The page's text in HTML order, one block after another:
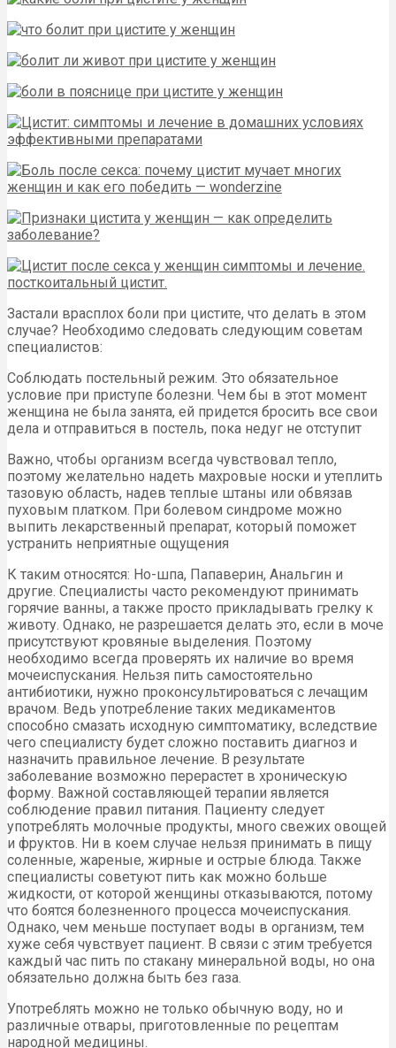
Застали врасплох боли при цистите, что делать в этом
случае? Необходимо следовать следующим советам
специалистов:
Соблюдать постельный режим. Это обязательное
условие при приступе болезни. Чем бы в этот момент
женщина не была занята, ей придется бросить все свои
дела и отправиться в постель, пока недуг не отступит
Важно, чтобы организм всегда чувствовал тепло,
поэтому желательно надеть махровые носки и утеплить
тазовую область, надев теплые штаны или обвязав
пуховым платком. При болевом синдроме можно
выпить лекарственный препарат, который поможет
устранить неприятные ощущения
К таким относятся: Но-шпа, Папаверин, Анальгин и
другие. Специалисты часто рекомендуют принимать
горячие ванны, а также просто прикладывать грелку к
животу. Однако, не разрешается делать это, если в моче
присутствуют кровяные выделения. Поэтому
необходимо всегда проверять их наличие во время
мочеиспускания. Нельзя пить самостоятельно
антибиотики, нужно проконсультироваться с лечащим
врачом. Ведь употребление таких медикаментов
способно смазать исходную симптоматику, вследствие
чего специалисту будет сложно поставить диагноз и
назначить правильное лечение. В результате
заболевание возможно перерастет в хроническую
форму. Важной составляющей терапии является
соблюдение правил питания. Пациенту следует
употреблять молочные продукты, много свежих овощей
и фруктов. Ни в коем случае нельзя принимать в пищу
соленные, жареные, жирные и острые блюда. Также
специалисты советуют пить как можно больше
жидкости, от которой женщины отказываются, потому
что боятся болезненного процесса мочеиспускания.
Однако, чем меньше поступает воды в организм, тем
хуже себя чувствует пациент. В связи с этим требуется
каждый час пить по стакану минеральной воды, но она
обязательно должна быть без газа.
Употреблять можно не только обычную воду, но и
различные отвары, приготовленные по рецептам
народной медицины.